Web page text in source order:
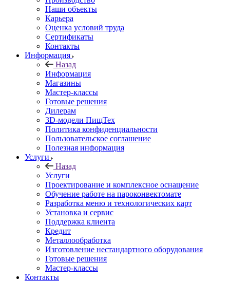
Наши объекты
Карьера
Оценка условий труда
Сертификаты
Контакты
Информация
Назад
Информация
Магазины
Мастер-классы
Готовые решения
Дилерам
3D-модели ПищТех
Политика конфиденциальности
Пользовательское соглашение
Полезная информация
Услуги
Назад
Услуги
Проектирование и комплексное оснащение
Обучение работе на пароконвектомате
Разработка меню и технологических карт
Установка и сервис
Поддержка клиента
Кредит
Металлообработка
Изготовление нестандартного оборудования
Готовые решения
Мастер-классы
Контакты